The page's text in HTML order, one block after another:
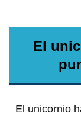
El
El unicornio